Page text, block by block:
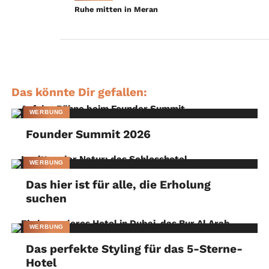
besten auf dem Balkon der Rotunda Bar genießen. Chefkoch
Ruhe mitten in Meran
Das könnte Dir gefallen:
WERBUNG
Founder Summit 2026
WERBUNG
Das hier ist für alle, die Erholung
suchen
WERBUNG
Das perfekte Styling für das 5-Sterne-
Hotel